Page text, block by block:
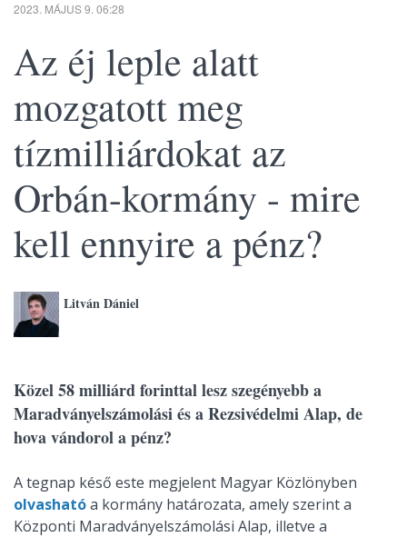
2023. MÁJUS 9. 06:28
Az éj leple alatt
mozgatott meg
tízmilliárdokat az
Orbán-kormány - mire
kell ennyire a pénz?
Litván Dániel
Közel 58 milliárd forinttal lesz szegényebb a
Maradványelszámolási és a Rezsivédelmi Alap, de
hova vándorol a pénz?
A tegnap késő este megjelent Magyar Közlönyben
olvashatóa kormány határozata, amely szerint a
Központi Maradványelszámolási Alap, illetve a